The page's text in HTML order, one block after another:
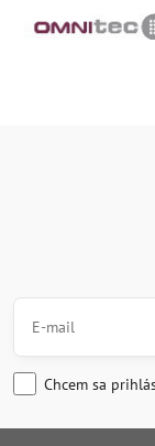
Chcem sa